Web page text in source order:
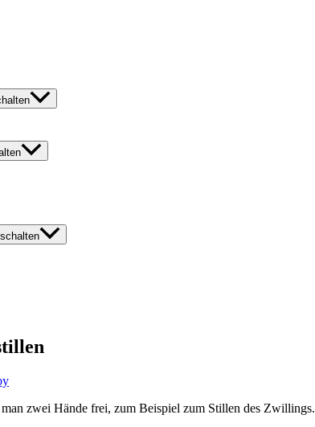
zwei Hände frei, zum Beispiel zum Stillen des Zwillings.